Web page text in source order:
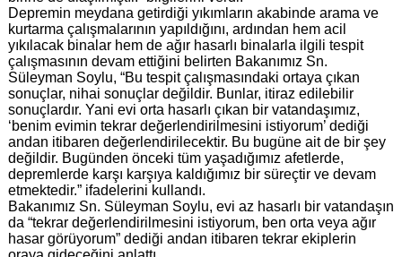
Depremin meydana getirdiği yıkımların akabinde arama ve
kurtarma çalışmalarının yapıldığını, ardından hem acil
yıkılacak binalar hem de ağır hasarlı binalarla ilgili tespit
çalışmasının devam ettiğini belirten Bakanımız Sn.
Süleyman Soylu, “Bu tespit çalışmasındaki ortaya çıkan
sonuçlar, nihai sonuçlar değildir. Bunlar, itiraz edilebilir
sonuçlardır. Yani evi orta hasarlı çıkan bir vatandaşımız,
‘benim evimin tekrar değerlendirilmesini istiyorum’ dediği
andan itibaren değerlendirilecektir. Bu bugüne ait de bir şey
değildir. Bugünden önceki tüm yaşadığımız afetlerde,
depremlerde karşı karşıya kaldığımız bir süreçtir ve devam
etmektedir.” ifadelerini kullandı.
Bakanımız Sn. Süleyman Soylu, evi az hasarlı bir vatandaşın
da “tekrar değerlendirilmesini istiyorum, ben orta veya ağır
hasar görüyorum” dediği andan itibaren tekrar ekiplerin